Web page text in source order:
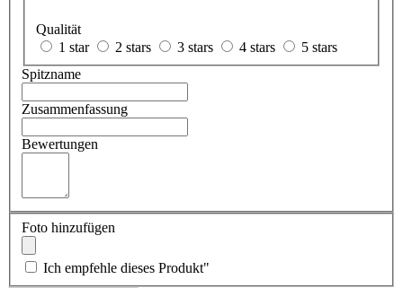
Qualität
1 star
2 stars 3 stars 4 stars
5 stars
Spitzname
Zusammenfassung
Bewertungen
Foto hinzufügen
Ich empfehle dieses Produkt"